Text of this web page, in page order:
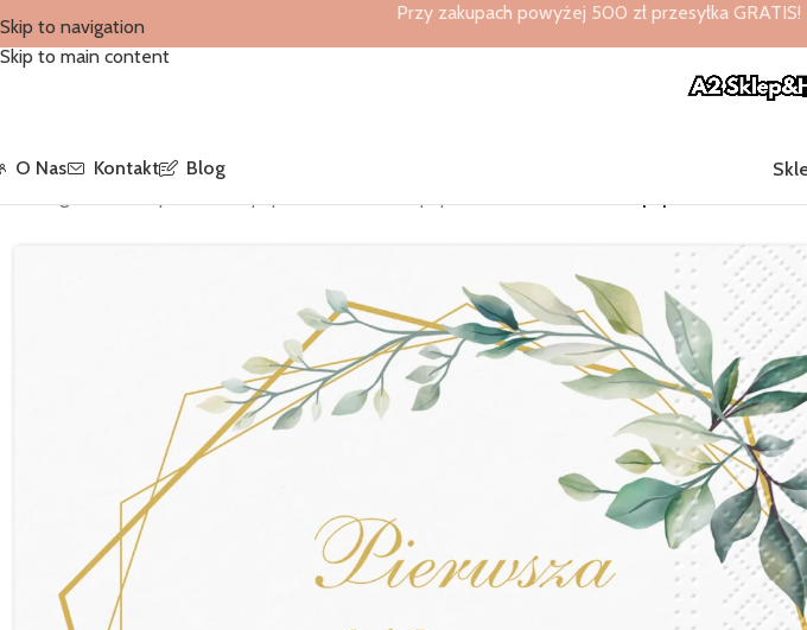
Skip to navigation
Skip to main content
Przy zakupach powyżej 500 zł przesyłka
O Nas Kontakt Blog